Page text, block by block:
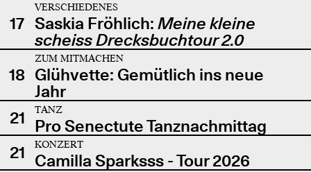
17
VERSCHIEDENES
Saskia Fröhlich: Meine kleine
scheiss Drecksbuchtour 2.0
18
ZUM MITMACHEN
Glühvette: Gemütlich ins neue
Jahr
21
TANZ
Pro Senectute Tanznachmittag
21
KONZERT
Camilla Sparksss - Tour 2026